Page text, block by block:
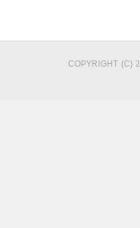
COPYRIGHT (C)